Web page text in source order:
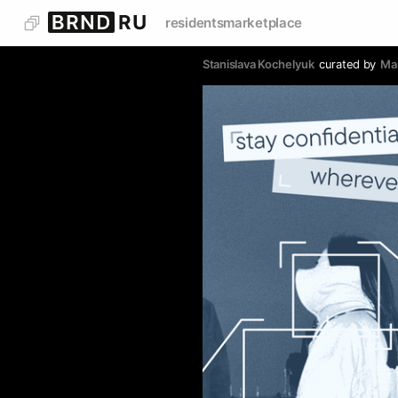
residentsmarketplace
Stanislava Kochelyuk curated by